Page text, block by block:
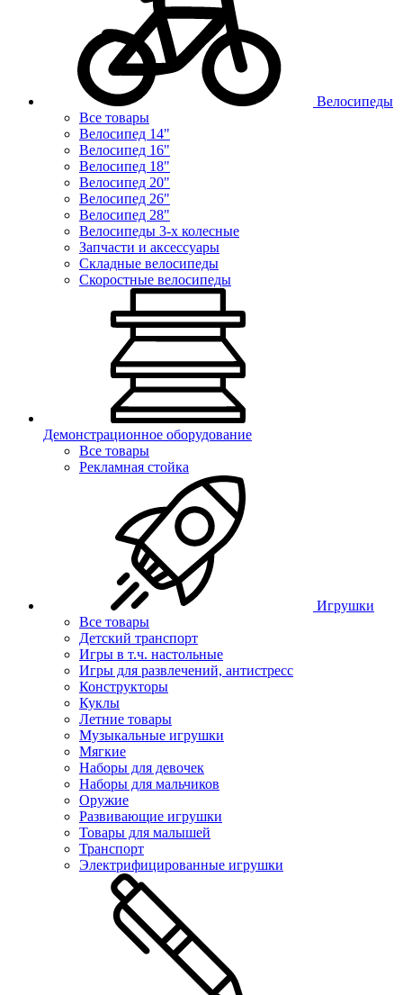
Велосипеды
Все товары
Велосипед 14"
Велосипед 16"
Велосипед 18"
Велосипед 20"
Велосипед 26"
Велосипед 28"
Велосипеды 3-х колесные
Запчасти и аксессуары
Складные велосипеды
Скоростные велосипеды
Демонстрационное оборудование
Все товары
Рекламная стойка
Игрушки
Все товары
Детский транспорт
Игры в т.ч. настольные
Игры для развлечений, антистресс
Конструкторы
Куклы
Летние товары
Музыкальные игрушки
Мягкие
Наборы для девочек
Наборы для мальчиков
Оружие
Развивающие игрушки
Товары для малышей
Транспорт
Электрифицированные игрушки